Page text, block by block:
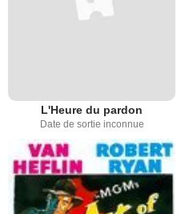
L'Heure du pardon
Date de sortie inconnue